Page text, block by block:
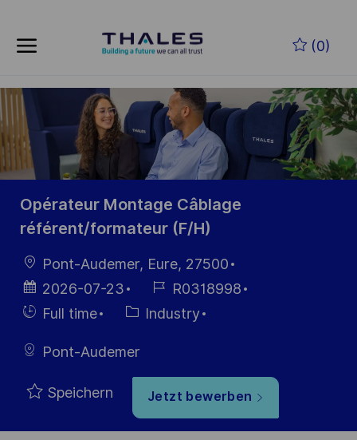
(0)
-
Opérateur Montage Câblage
référent/formateur (F/H)
Ort
Pont-Audemer, Eure, 27500
Datum der
Veröffentlichung
2026-07-23
Job-
ID
R0318998
Einstellunngstyp
Full time Kategorie
Industry
Pont-Audemer
Speichern Jetzt bewerben